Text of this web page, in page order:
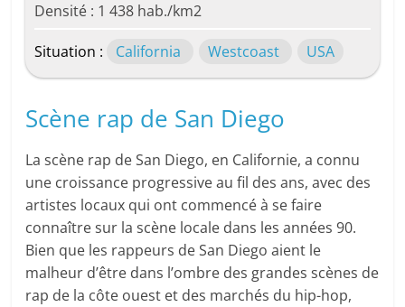
Densité : 1 438 hab./km2
Situation : California Westcoast USA
Scène rap de San Diego
La scène rap de San Diego, en Californie, a connu
une croissance progressive au fil des ans, avec des
artistes locaux qui ont commencé à se faire
connaître sur la scène locale dans les années 90.
Bien que les rappeurs de San Diego aient le
malheur d’être dans l’ombre des grandes scènes de
rap de la côte ouest et des marchés du hip-hop,